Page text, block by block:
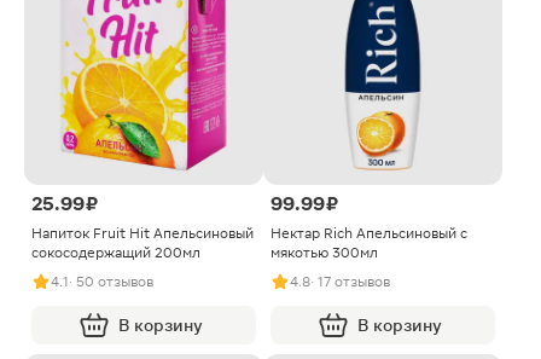
25.99 ₽
Напиток Fruit Hit Апельсиновый
сокосодержащий 200мл
4.1· 50 отзывов
В корзину
99.99 ₽
Нектар Rich Апельсиновый с
мякотью 300мл
4.8· 17 отзывов
В корзину